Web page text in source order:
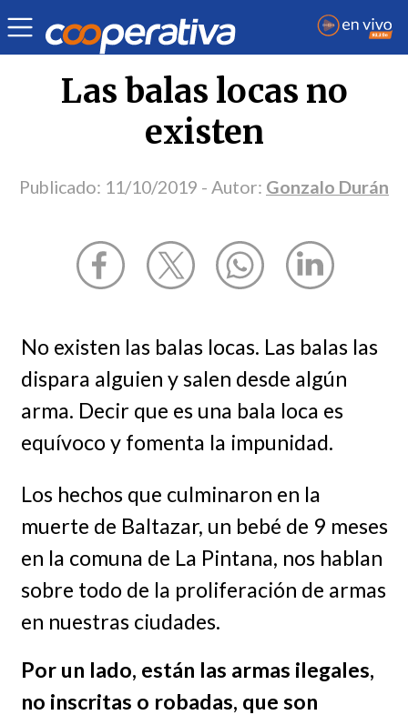
Opinión | Gonzalo Durán
Las balas locas no
existen
Publicado: 11/10/2019 - Autor: Gonzalo Durán
No existen las balas locas. Las balas las
dispara alguien y salen desde algún
arma. Decir que es una bala loca es
equívoco y fomenta la impunidad.
Los hechos que culminaron en la
muerte de Baltazar, un bebé de 9 meses
en la comuna de La Pintana, nos hablan
sobre todo de la proliferación de armas
en nuestras ciudades.
Por un lado, están las armas ilegales,
no inscritas o robadas, que son